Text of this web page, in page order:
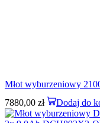
Młot wyburzeniowy
7880,00 zł Dodaj do